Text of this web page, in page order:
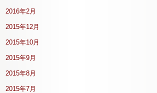
2016年2月
2015年12月
2015年10月
2015年9月
2015年8月
2015年7月